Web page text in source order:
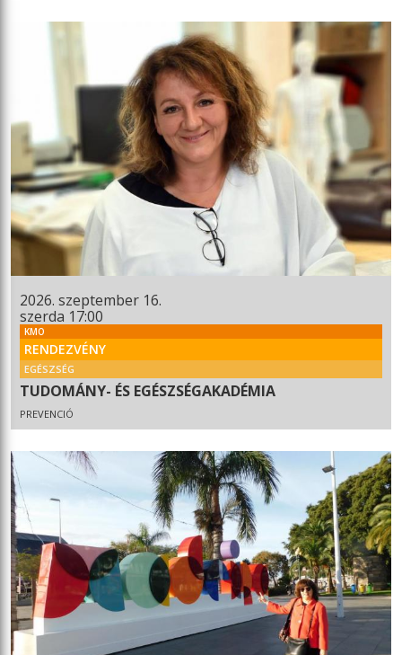
2026. szeptember 16.
szerda 17:00
KMO
RENDEZVÉNY
EGÉSZSÉG
TUDOMÁNY- ÉS EGÉSZSÉGAKADÉMIA
PREVENCIÓ